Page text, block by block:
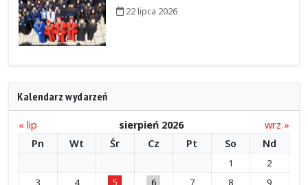
22 lipca 2026
Kalendarz wydarzeń
« lip sierpień 2026
wrz »
Pn
Wt Śr Cz Pt So Nd
1
2
3
4 5 6 7 8
9